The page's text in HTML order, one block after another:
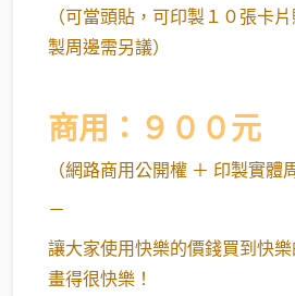
（可當頭貼，可印製１０張卡
製周邊需另議）
商用：９００元
（網路商用公開權 ＋ 印製實體
－
讓大家使用快樂的價錢買到快
畫得很快樂！